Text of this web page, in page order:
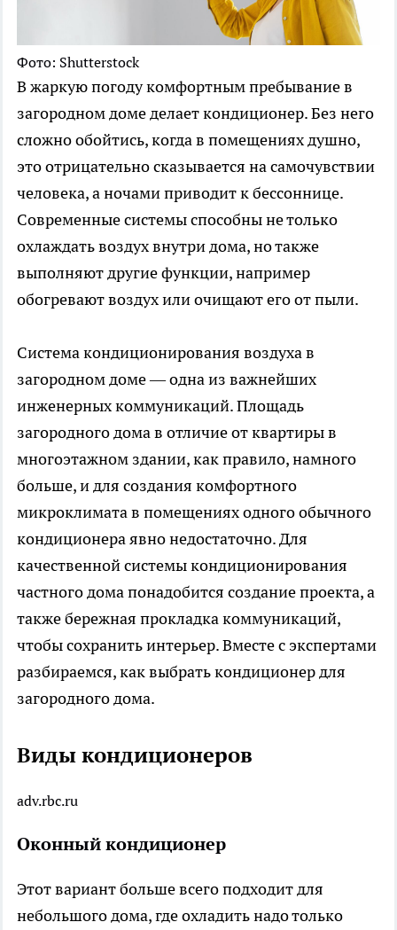
Фото: Shutterstock
В жаркую погоду комфортным пребывание в
загородном доме делает кондиционер. Без него
сложно обойтись, когда в помещениях душно,
это отрицательно сказывается на самочувствии
человека, а ночами приводит к бессоннице.
Современные системы способны не только
охлаждать воздух внутри дома, но также
выполняют другие функции, например
обогревают воздух или очищают его от пыли.
Система кондиционирования воздуха в
загородном доме — одна из важнейших
инженерных коммуникаций. Площадь
загородного дома в отличие от квартиры в
многоэтажном здании, как правило, намного
больше, и для создания комфортного
микроклимата в помещениях одного обычного
кондиционера явно недостаточно. Для
качественной системы кондиционирования
частного дома понадобится создание проекта, а
также бережная прокладка коммуникаций,
чтобы сохранить интерьер. Вместе с экспертами
разбираемся, как выбрать кондиционер для
загородного дома.
Виды кондиционеров
adv.rbc.ru
Оконный кондиционер
Этот вариант больше всего подходит для
небольшого дома, где охладить надо только